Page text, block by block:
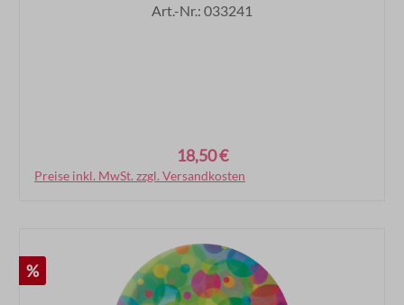
Art.-Nr.: 033241
18,50 €
Preise inkl. MwSt. zzgl. Versandkosten
In den Warenkorb
Rabatt
%